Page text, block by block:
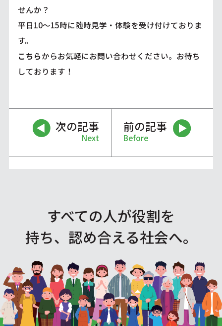
せんか？
平日10〜15時に随時見学・体験を受け付けておりま
す。
こちらからお気軽にお問い合わせください。お待ち
しております！
次の記事
Next
前の記事
Before
すべての人が役割を
持ち、認め合える社会へ。